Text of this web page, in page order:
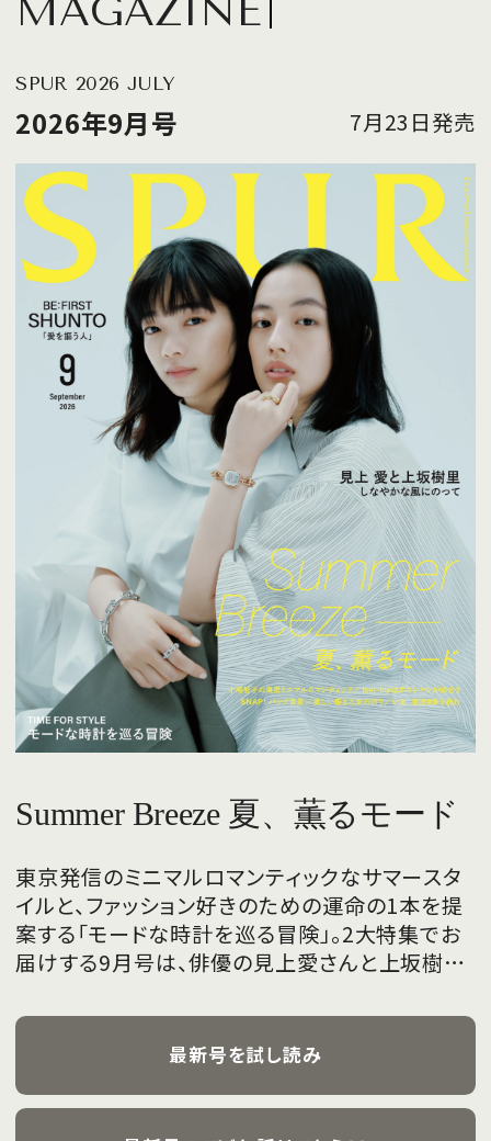
MAGAZINE
SPUR 2026 JULY
2026年9月号 7月23日発売
Summer Breeze 夏、薫るモード
東京発信のミニマルロマンティックなサマースタ
イルと、ファッション好きのための運命の1本を提
案する「モードな時計を巡る冒険」。2大特集でお
届けする9月号は、俳優の見上愛さんと上坂樹里
飾ります。
最新号を試し読み